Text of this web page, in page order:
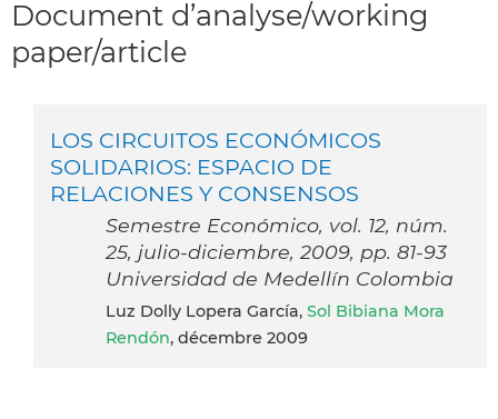
Document d’analyse/working
paper/article
LOS CIRCUITOS ECONÓMICOS
SOLIDARIOS: ESPACIO DE
RELACIONES Y CONSENSOS
Semestre Económico, vol. 12, núm.
25, julio-diciembre, 2009, pp. 81-93
Universidad de Medellín Colombia
Luz Dolly Lopera García, Sol Bibiana Mora
Rendón, décembre 2009